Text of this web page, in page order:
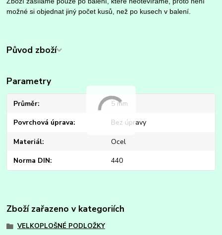
možné si objednat jiný počet kusů, než po kusech v balení.
Původ zboží
Parametry
Průměr 5 mm
Povrchová úprava Bez úpravy
Materiál Ocel
Norma DIN 440
Zboží zařazeno v kategoriích
VELKOPLOŠNÉ PODLOŽKY